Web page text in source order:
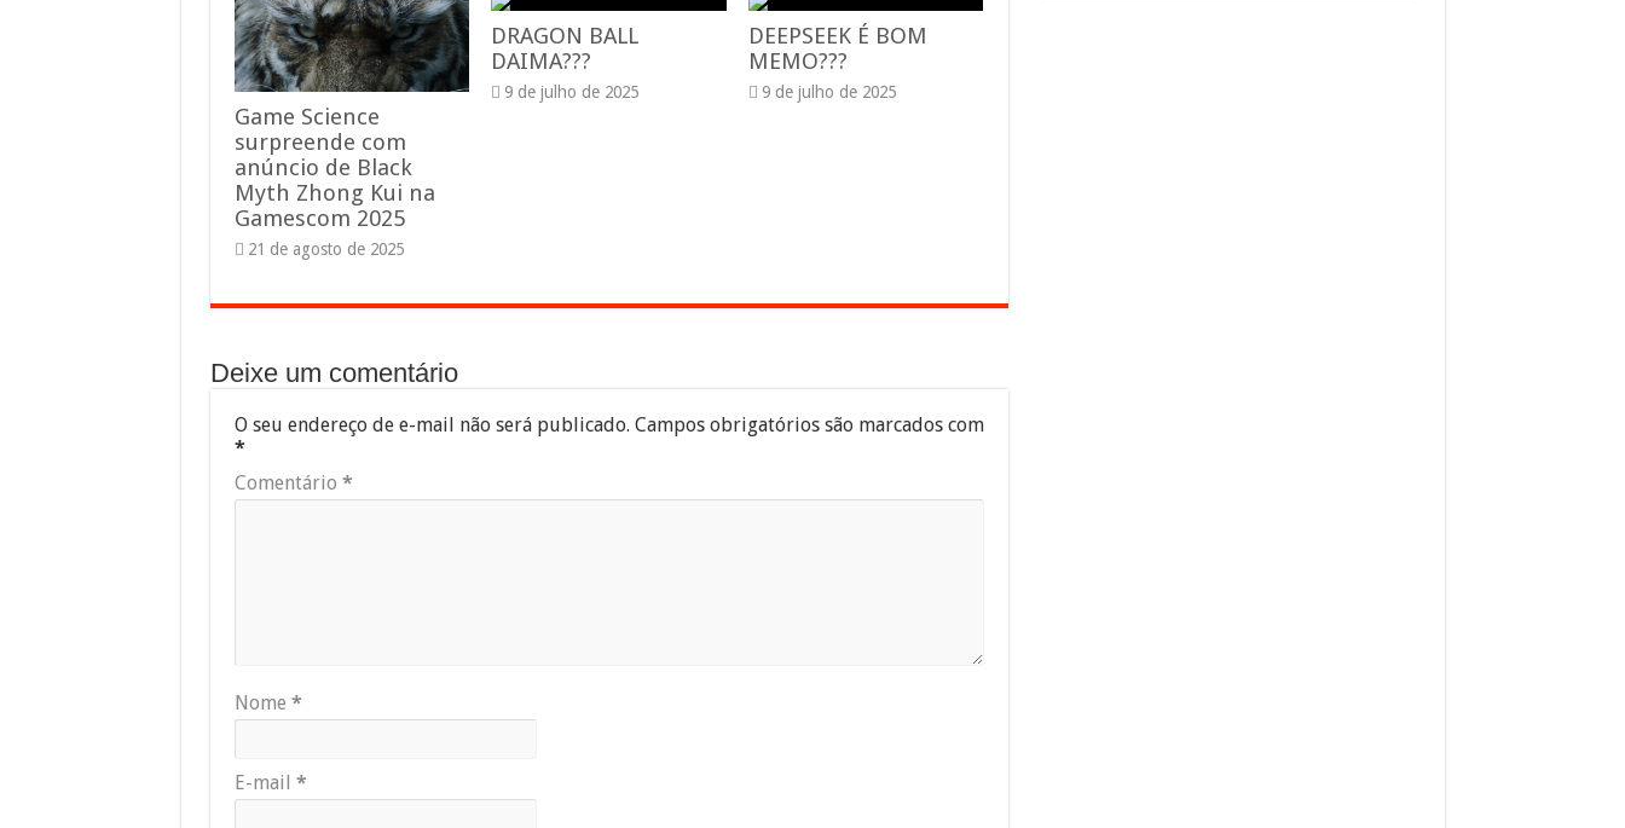
Game Science
surpreende com
anúncio de Black
Myth Zhong Kui na
Gamescom 2025
21 de agosto de 2025
DRAGON BALL
DAIMA???
9 de julho de 2025
DEEPSEEK É BOM
MEMO???
9 de julho de 2025
Deixe um comentário
O seu endereço de e-mail não será publicado. Campos obrigatórios são marcados com
*
Comentário *
Nome *
E-mail *